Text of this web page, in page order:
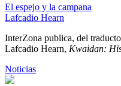
El espejo y la campana
Lafcadio Hearn
InterZona publica, del
Lafcadio Hearn, Kwaidan:
Noticias